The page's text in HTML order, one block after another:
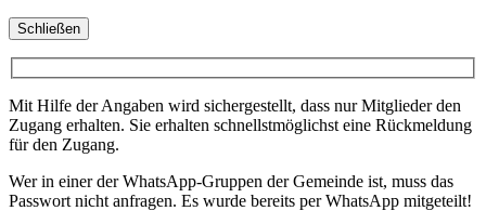
Schließen
Mit Hilfe der Angaben wird sichergestellt, dass nur Mitglieder den
Zugang erhalten. Sie erhalten schnellstmöglichst eine Rückmeldung
für den Zugang.
Wer in einer der WhatsApp-Gruppen der Gemeinde ist, muss das
Passwort nicht anfragen. Es wurde bereits per WhatsApp mitgeteilt!